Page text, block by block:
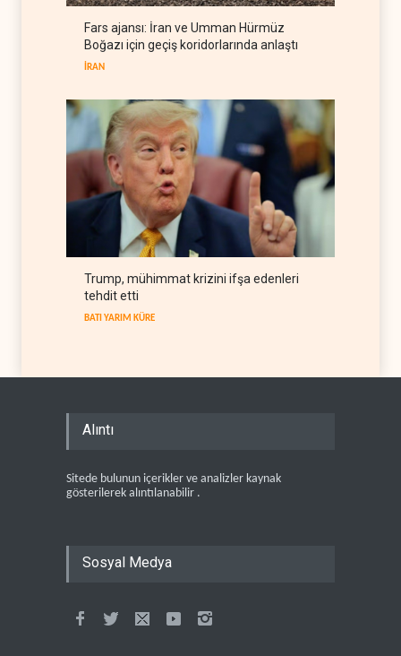
BM yetkilisinden İsrail'e gizli
belge akışı
Fars ajansı: İran ve Umman Hürmüz
Boğazı için geçiş koridorlarında anlaştı
İRAN
Trump, mühimmat krizini ifşa edenleri
tehdit etti
BATI YARIM KÜRE
Alıntı
Sitede bulunun içerikler ve analizler kaynak
gösterilerek alıntılanabilir .
Sosyal Medya